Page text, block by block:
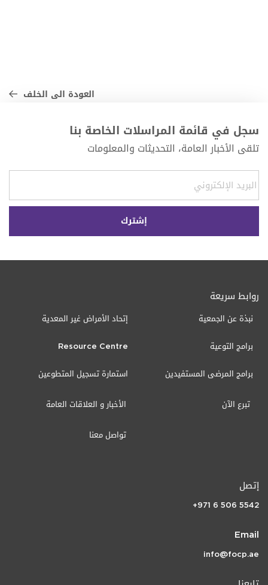
العودة الى الخلف
سجل في قائمة المراسلات الخاصة بنا
تلقى الأخبار العامة، التحديثات والمعلومات
روابط سريعة
نبذة عن الجمعية
برامج التوعية
برامج المرضى المستفيدين
إتحاد الأمراض غير المعدية
Resource Centre
استمارة تسجيل المتطوعين
الأخبار و العلاقات العامة تبرع الآن
تواصل معنا
إتصل
+971 6 506 5542
Email
info@focp.ae